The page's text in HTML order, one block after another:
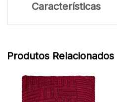
Características
Produtos Relacionados